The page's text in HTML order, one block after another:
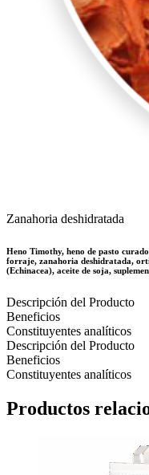
Zanahoria deshidratada
Heno Timothy, heno de pasto
forraje, zanahoria deshidratada,
(Echinacea), aceite de soja,
Descripción del Producto
Beneficios
Constituyentes analíticos
Descripción del Producto
Beneficios
Constituyentes analíticos
Productos